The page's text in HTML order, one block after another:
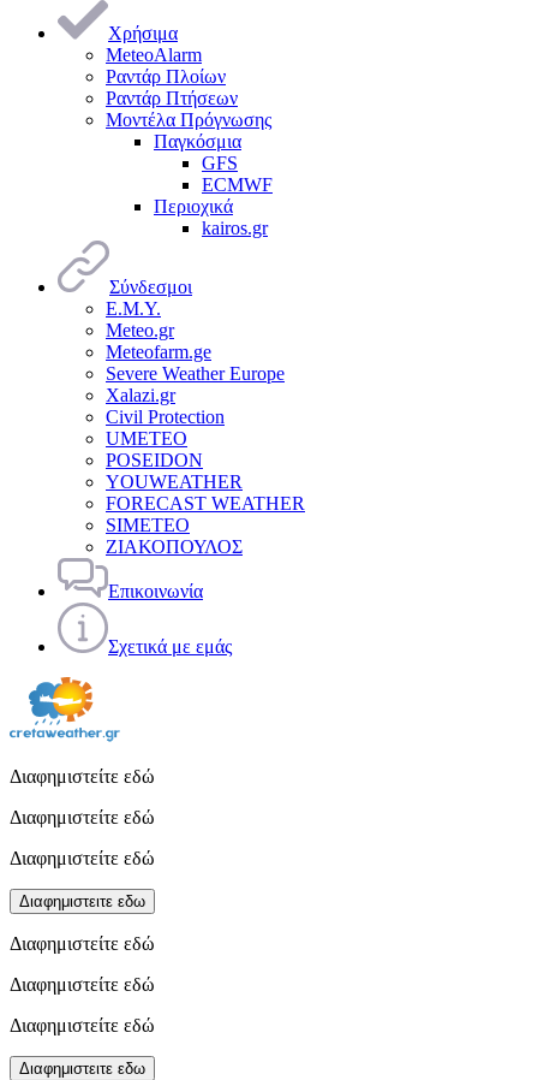
Χρήσιμα
MeteoAlarm
Ραντάρ Πλοίων
Ραντάρ Πτήσεων
Μοντέλα Πρόγνωσης
Παγκόσμια
GFS
ECMWF
Περιοχικά
kairos.gr
Σύνδεσμοι
Ε.Μ.Υ.
Meteo.gr
Meteofarm.ge
Severe Weather Europe
Xalazi.gr
Civil Protection
UMETEO
POSEIDON
YOUWEATHER
FORECAST WEATHER
SIMETEO
ΖΙΑΚΟΠΟΥΛΟΣ
Επικοινωνία
Σχετικά με εμάς
Διαφημιστείτε εδώ
Διαφημιστείτε εδώ
Διαφημιστείτε εδώ
Διαφημιστειτε εδω
Διαφημιστείτε εδώ
Διαφημιστείτε εδώ
Διαφημιστείτε εδώ
Διαφημιστειτε εδω